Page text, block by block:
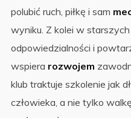
polubić ruch, piłkę i sam
wyniku. Z kolei w starszych
odpowiedzialności i
wspiera rozwojem
klub traktuje szkolenie jak
człowieka, a nie tylko